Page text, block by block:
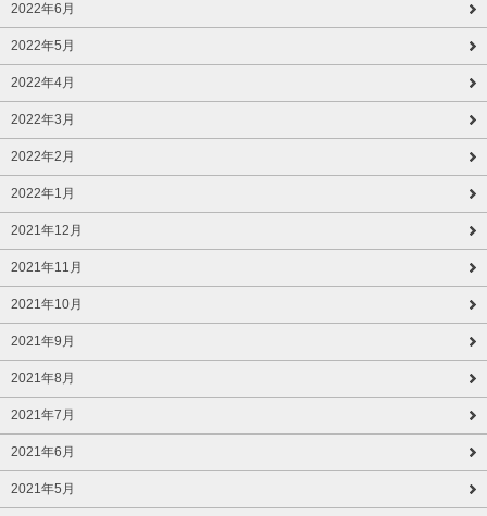
2022年6月
2022年5月
2022年4月
2022年3月
2022年2月
2022年1月
2021年12月
2021年11月
2021年10月
2021年9月
2021年8月
2021年7月
2021年6月
2021年5月